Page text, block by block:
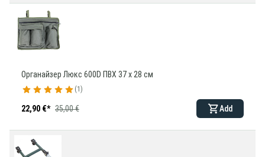
Органайзер Люкс 600D ПВХ 37 х 28 см
1
22,90 €* 35,00 € Add